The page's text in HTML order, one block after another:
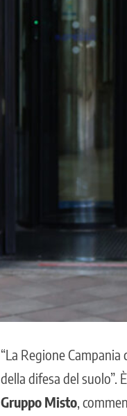
“La Regione
della difesa del suolo”.
Gruppo Misto,